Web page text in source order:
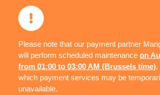
Please note that our payment partner
will perform scheduled maintenance on
from 01:00 to 03:00 AM (Brussels time),
which payment services may be
unavailable.